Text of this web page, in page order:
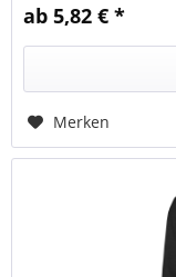
ab 5,82 € *
Merken